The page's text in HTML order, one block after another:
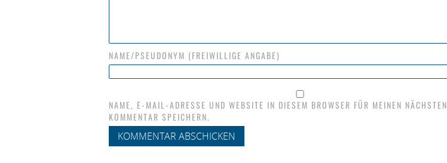
NAME/PSEUDONYM (FREIWILLIGE ANGABE)
NAME, E-MAIL-ADRESSE UND WEBSITE IN DIESEM BROWSER FÜR MEINEN NÄCHSTEN
KOMMENTAR SPEICHERN.